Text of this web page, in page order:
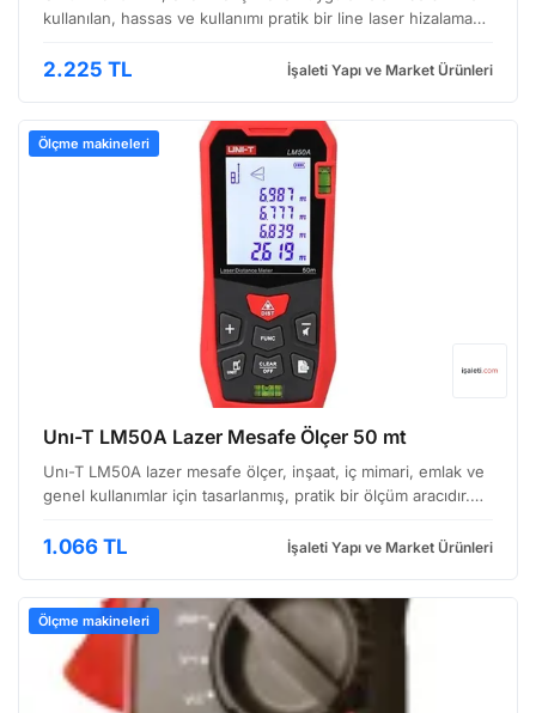
kullanılan, hassas ve kullanımı pratik bir line laser hizalama
profesyonel inşaat ekipleri hem de ev tadilat pro…
2.225 TL İşaleti Yapı ve Market Ürünleri
Ölçme makineleri
Unı-T LM50A Lazer Mesafe Ölçer 50 mt
Unı-T LM50A lazer mesafe ölçer, inşaat, iç mimari, emlak ve
genel kullanımlar için tasarlanmış, pratik bir ölçüm aracıdır.
mesafe ölçümü imkanı sunar. Bu ciha…
1.066 TL İşaleti Yapı ve Market Ürünleri
Ölçme makineleri